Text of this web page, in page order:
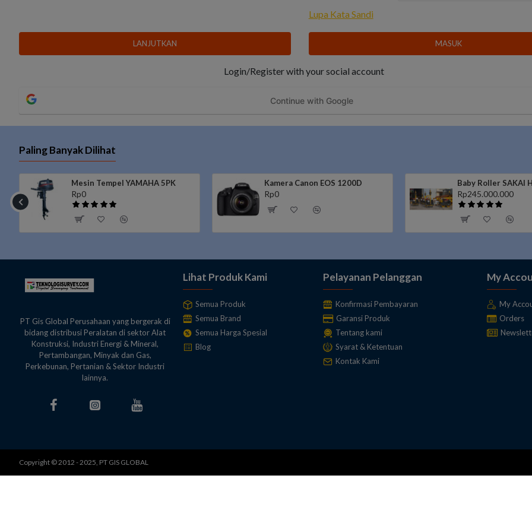
LANJUTKAN
Lupa Kata Sandi
MASUK
Login/Register with your social account
Continue with Google
Paling Banyak Dilihat
Mesin Tempel YAMAHA 5PK
Rp0
Kamera Canon EOS 1200D
Rp0
Baby Roller SAKAI
Rp245.000.000
PT Gis Global Perusahaan yang bergerak di
bidang distribusi Peralatan di sektor Alat
Konstruksi, Industri Energi & Mineral,
Pertambangan, Minyak dan Gas,
Perkebunan, Pertanian & Sektor Industri
lainnya.
Lihat Produk Kami
Semua Produk
Semua Brand
Semua Harga Spesial
Blog
Pelayanan Pelanggan
Konfirmasi Pembayaran
Garansi Produk
Tentang kami
Syarat & Ketentuan
Kontak Kami
My
My
Orders
Copyright © 2012 - 2025, PT GIS GLOBAL